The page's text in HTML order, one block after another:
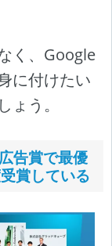
く、Google
に付けたい
う。
告賞で最優
賞している